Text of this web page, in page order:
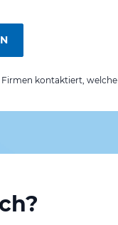
Firmen kontaktiert, welche